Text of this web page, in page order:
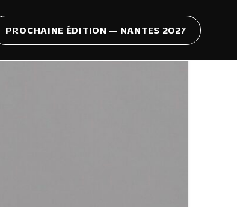
PROCHAINE ÉDITION — NANTES 2027